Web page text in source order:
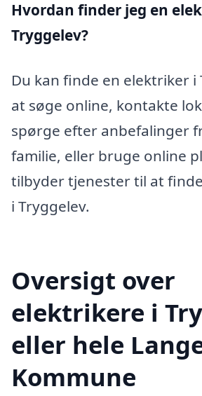
Hvordan finder jeg en
Tryggelev?
Du kan finde en elektriker i
at søge online, kontakte
spørge efter anbefalinger
familie, eller bruge online
tilbyder tjenester til at
i Tryggelev.
Oversigt over
elektrikere i
eller hele
Kommune